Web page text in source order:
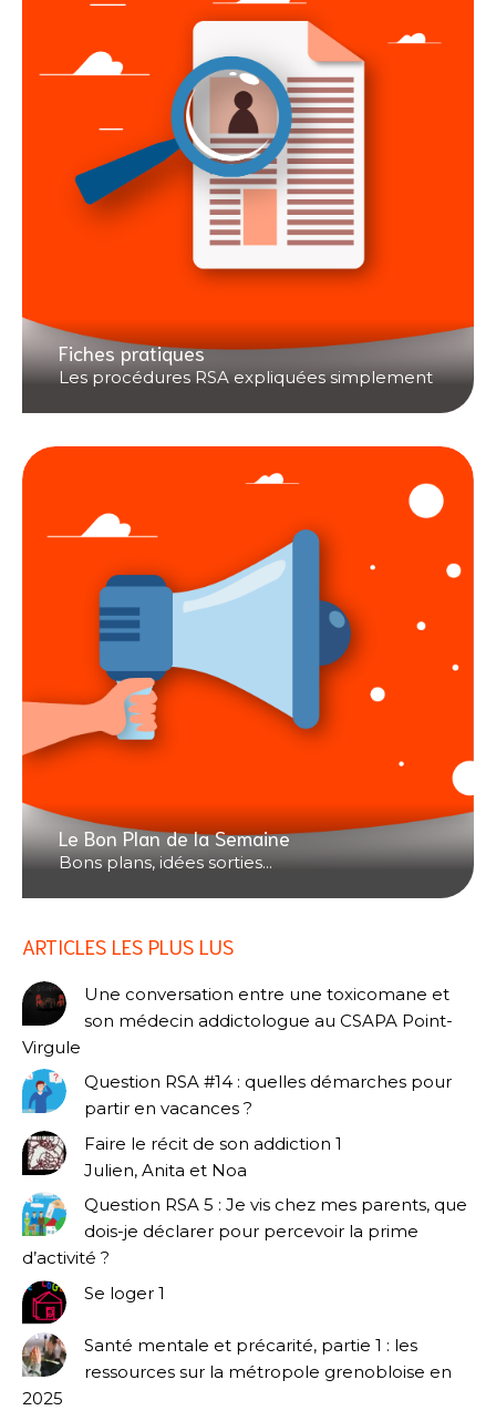
Fiches pratiques
Les procédures RSA expliquées simplement
Le Bon Plan de la Semaine
Bons plans, idées sorties...
ARTICLES LES PLUS LUS
Une conversation entre une toxicomane et
son médecin addictologue au CSAPA Point-
Virgule
Question RSA #14 : quelles démarches pour
partir en vacances ?
Faire le récit de son addiction 1
Julien, Anita et Noa
Question RSA 5 : Je vis chez mes parents, que
dois-je déclarer pour percevoir la prime
d’activité ?
Se loger 1
Santé mentale et précarité, partie 1 : les
ressources sur la métropole grenobloise en
2025